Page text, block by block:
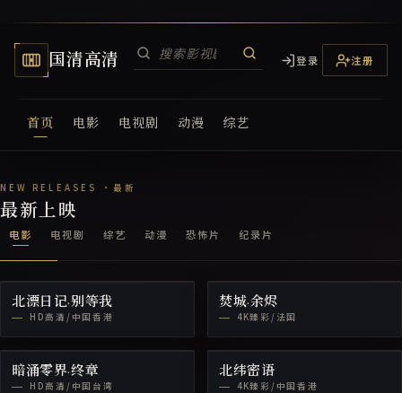
国清高清
首页 电影 电视剧 动漫 综艺
登录 注册
国清高清电视网
最新上映
电影 电视剧 综艺 动漫 恐怖片 纪录片
北漂日记·别等我
HD高清/中国香港
焚城·余烬
4K臻彩/法国
暗涌零界·终章
HD高清/中国台湾
北纬密语
4K臻彩/中国香港